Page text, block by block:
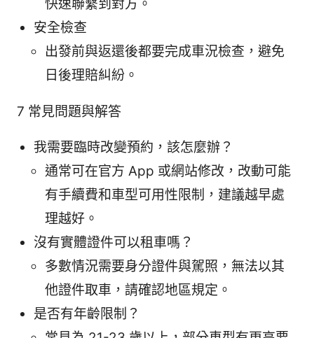
快速聯繫到對方。
安全檢查
出發前與返還後都要完成車況檢查，避免
日後理賠糾紛。
7 常見問題與解答
我需要臨時改變預約，該怎麼辦？
通常可在官方 App 或網站修改，改動可能
有手續費和車型可用性限制，建議越早處
理越好。
沒有實體證件可以租車嗎？
多數情況需要身分證件與駕照，無法以其
他證件取車，請確認地區規定。
是否有年齡限制？